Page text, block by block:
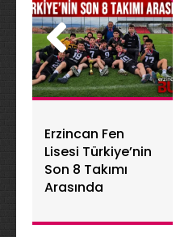
Erzincan Fen
Lisesi Türkiye’nin
Son 8 Takımı
Arasında